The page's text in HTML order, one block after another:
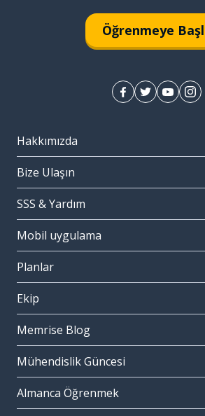
Öğrenmeye
Hakkımızda
Bize Ulaşın
SSS & Yardım
Mobil uygulama
Planlar
Ekip
Memrise Blog
Mühendislik Güncesi
Almanca Öğrenmek